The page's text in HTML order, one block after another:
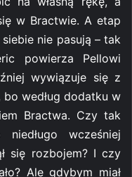
w Bractwie. A etap
nie pasują – tak
powierza Pellowi
wywiązuje się z
według dodatku w
Bractwa. Czy tak
wcześniej
się rozbojem? I czy
Ale gdybym miał